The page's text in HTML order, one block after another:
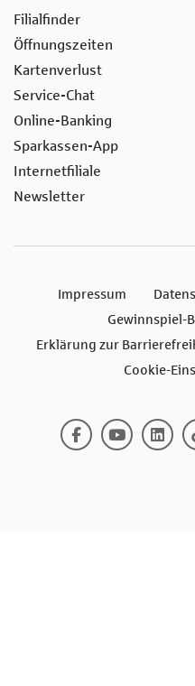
Filialfinder
Öffnungszeiten
Kartenverlust
Service-Chat
Online-Banking
Sparkassen-App
Internetfiliale
Newsletter
Impressum
Gewinnspiel-
Erklärung zur
Cookie-